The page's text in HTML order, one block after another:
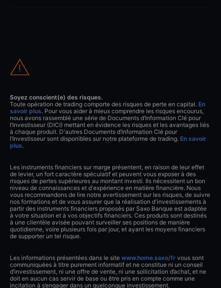
Soyez conscient(e) des risques.
Toute opération de trading comporte des risques de perte en capital. En
savoir plus. Pour vous aider à mieux comprendre les risques encourus,
nous avons rassemblé une série de Documents d’Information Clé pour
l’Investisseur (DICI) mettant en évidence les risques et les avantages liés
à chaque produit. D'autres Documents d’Information Clé pour
l’Investisseur sont disponibles sur notre plateforme de trading. En savoir
plus.
Les instruments financiers sur marge présentent, en raison de leur effet
de levier, un fort caractère spéculatif et peuvent vous exposer à des
risques de pertes supérieures au montant investi. Ils nécessitent un bon
niveau de connaissances et d'expérience en matière financière. Nous
vous recommandons de lire notre avertissement sur les risques, de suivre
nos formations et de vous assurer que la réalisation d'investissements à
partir des instruments financiers proposés par Saxo Banque est adaptée
à votre situation et à vos objectifs financiers. Ces produits sont destinés
à une clientèle avisée pouvant surveiller ses positions de manière
quotidienne, voire plusieurs fois par jour, et ayant les moyens financiers
de supporter un tel risque.
Les informations présentées dans le site www.home.saxo/fr vous sont
communiquées à titre purement informatif et ne constitue ni un conseil
d’investissement, ni une offre de vente, ni une sollicitation d’achat, et ne
doit en aucun cas servir de base ou être pris en compte comme une
incitation à s’engager dans un quelconque investissement.